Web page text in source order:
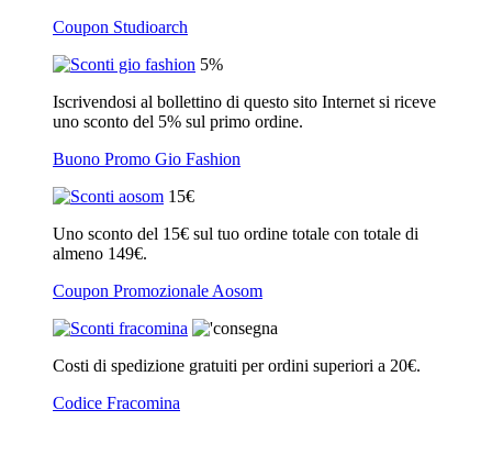
Coupon Studioarch
5%
Iscrivendosi al bollettino di questo sito Internet si riceve
uno sconto del 5% sul primo ordine.
Buono Promo Gio Fashion
15€
Uno sconto del 15€ sul tuo ordine totale con totale di
almeno 149€.
Coupon Promozionale Aosom
Costi di spedizione gratuiti per ordini superiori a 20€.
Codice Fracomina